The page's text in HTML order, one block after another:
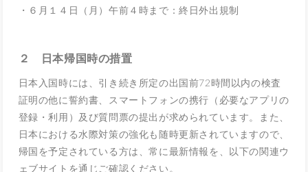
・６月１４日（月）午前４時まで：終日外出規制
２ 日本帰国時の措置
日本入国時には、引き続き所定の出国前72時間以内の検査
証明の他に誓約書、スマートフォンの携行（必要なアプリの
登録・利用）及び質問票の提出が求められています。また、
日本における水際対策の強化も随時更新されていますので、
帰国を予定されている方は、常に最新情報を、以下の関連ウ
ェブサイトを通じご確認ください。